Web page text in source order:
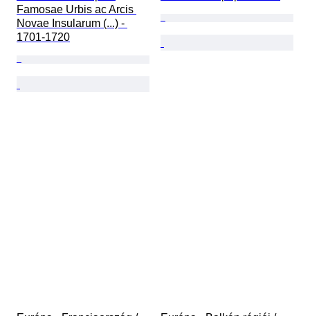
Famosae Urbis ac Arcis
Novae Insularum (...) -
1701-1720